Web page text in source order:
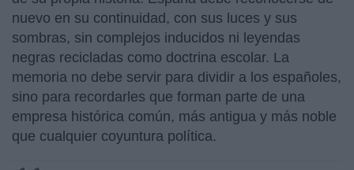
nuevo en su continuidad, con sus luces y sus
sombras, sin complejos inducidos ni leyendas
negras recicladas como doctrina escolar. La
memoria no debe servir para dividir a los españoles,
sino para recordarles que forman parte de una
empresa histórica común, más antigua y más noble
que cualquier coyuntura política.